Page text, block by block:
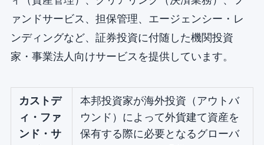
ァンドサービス、担保管理、エージェンシー・レ
ンディングなど、証券投資に付随した機関投資
家・事業法人向けサービスを提供しています。
カストデ
ィ・ファ
ンド・サ
本邦投資家が海外投資（アウトバ
ウンド）によって外貨建て資産を
保有する際に必要となるグローバ